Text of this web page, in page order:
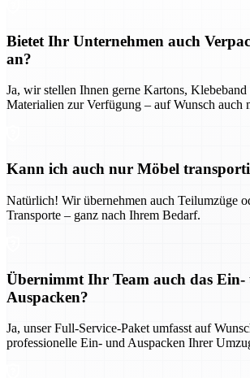
Bietet Ihr Unternehmen auch
an?
Ja, wir stellen Ihnen gerne Kartons,
Materialien zur Verfügung – auf Wunsch auch
Kann ich auch nur Möbel
Natürlich! Wir übernehmen auch Teilumzüge
Transporte – ganz nach Ihrem Bedarf.
Übernimmt Ihr Team auch das Ein-
Auspacken?
Ja, unser Full-Service-Paket umfasst auf
professionelle Ein- und Auspacken Ihrer